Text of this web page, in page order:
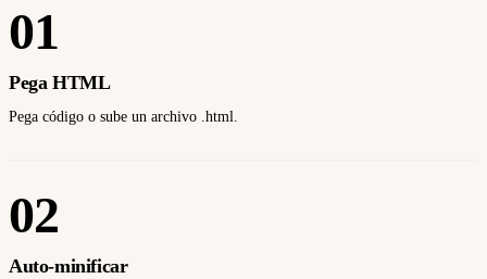
01
Pega HTML
Pega código o sube un archivo .html.
02
Auto-minificar